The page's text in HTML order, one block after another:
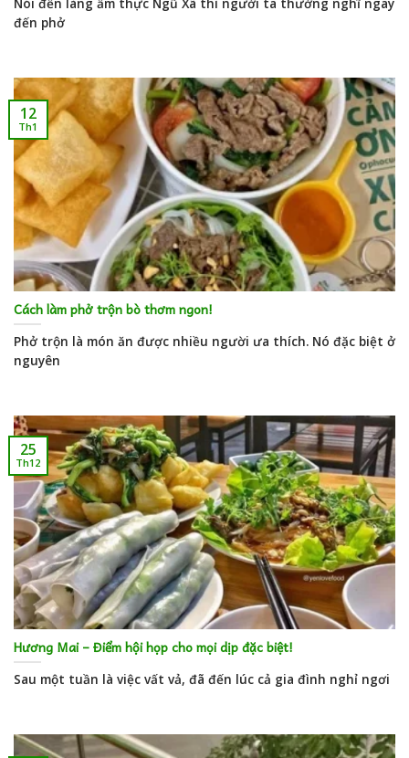
đến phở
Cách làm phở trộn bò thơm ngon!
Phở trộn là món ăn được nhiều người ưa thích. Nó đặc biệt ở
nguyên
12
Th1
Hương Mai – Điểm hội họp cho mọi dịp đặc biệt!
Sau một tuần là việc vất vả, đã đến lúc cả gia đình nghỉ ngơi
25
Th12